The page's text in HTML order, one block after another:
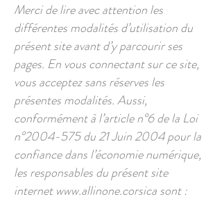
Merci de lire avec attention les
différentes modalités d’utilisation du
présent site avant d’y parcourir ses
pages. En vous connectant sur ce site,
vous acceptez sans réserves les
présentes modalités. Aussi,
conformément à l’article n°6 de la Loi
n°2004-575du 21 Juin 2004 pour la
confiance dans l’économie numérique,
les responsables du présent site
internetwww.allinone.corsicasont :